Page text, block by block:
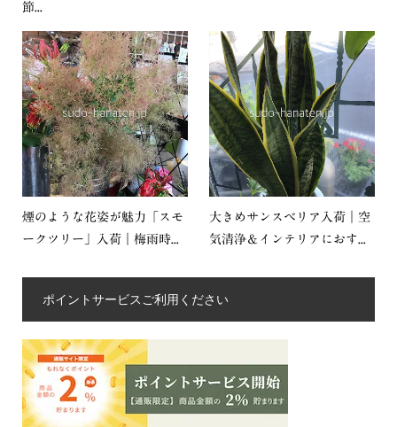
節...
煙のような花姿が魅力「スモ
ークツリー」入荷｜梅雨時...
大きめサンスベリア入荷｜空
気清浄＆インテリアにおす...
ポイントサービスご利用ください